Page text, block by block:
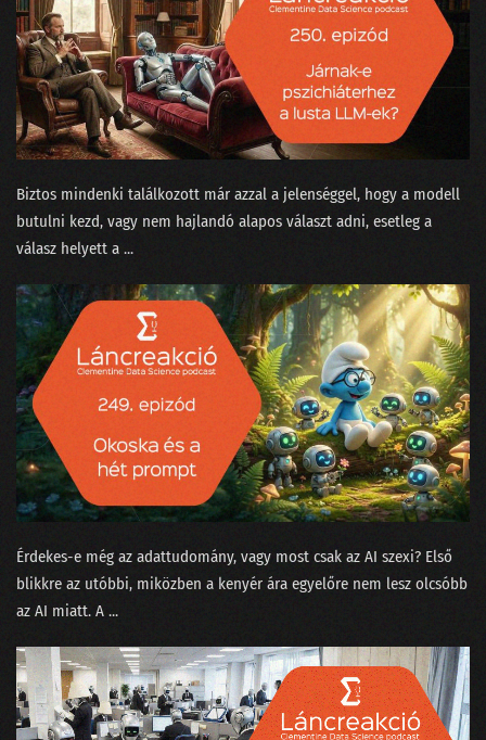
089 - 2022 megkapja a magáét!
087 - Miért épít magyar nyelvi korpuszt egy nagybank?
085 - Mondandónk 20%-a tartalmazza az okosság 80%-át?
083 - Nicolas Cage és Kína nagy GDP-csalása
082 - Halott sztárok és kitalált dobosok a zeneiparban
081 - A Python alkalmatlan data science-re!
080 - Tiszta adat márpedig nincs!
079 - Az MI háborúba ment
077 - Természettudományt a magaskultúrába?
075 - A MI királyunk nem olyan!
074 - Lesz-e vihar a meteorológiában?
Biztos mindenki találkozott már azzal a jelenséggel, hogy a modell
butulni kezd, vagy nem hajlandó alapos választ adni, esetleg a
válasz helyett a ...
Érdekes-e még az adattudomány, vagy most csak az AI szexi? Első
blikkre az utóbbi, miközben a kenyér ára egyelőre nem lesz olcsóbb
az AI miatt. A ...